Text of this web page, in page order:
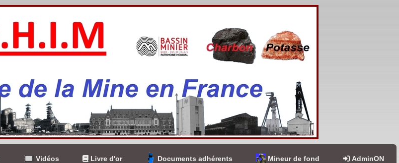
Vidéos Livre d'or Documents adhérents Mineur de fond AdminON